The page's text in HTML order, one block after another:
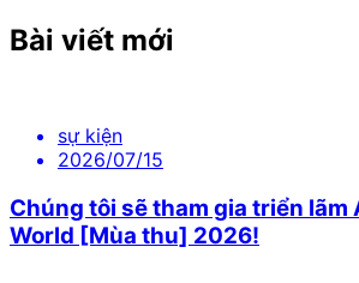
Bài viết mới
sự kiện
2026/07/15
Chúng tôi sẽ tham gia triển lãm
World [Mùa thu] 2026!